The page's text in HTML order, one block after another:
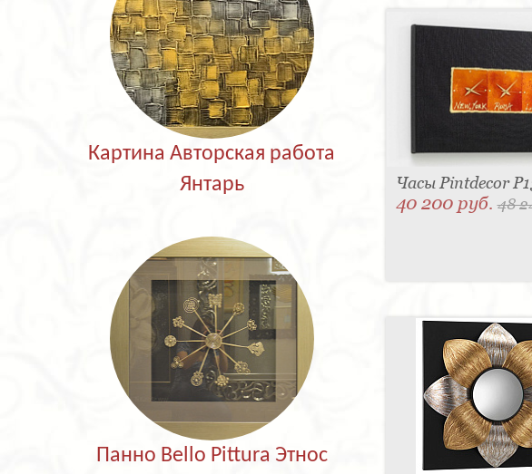
Картина Авторская работа
Янтарь
Панно Bello Pittura Этнос
Часы Pintdecor
40 200 руб.48